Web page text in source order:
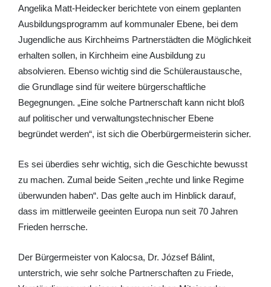
Angelika Matt-Heidecker berichtete von einem geplanten
Ausbildungsprogramm auf kommunaler Ebene, bei dem
Jugendliche aus Kirchheims Partnerstädten die Möglichkeit
erhalten sollen, in Kirchheim eine Ausbildung zu
absolvieren. Ebenso wichtig sind die Schüleraustausche,
die Grundlage sind für weitere bürgerschaftliche
Begegnungen. „Eine solche Partnerschaft kann nicht bloß
auf politischer und verwaltungstechnischer Ebene
begründet werden“, ist sich die Oberbürgermeisterin sicher.
Es sei überdies sehr wichtig, sich die Geschichte bewusst
zu machen. Zumal beide Seiten „rechte und linke Regime
überwunden haben“. Das gelte auch im Hinblick darauf,
dass im mittlerweile geeinten Europa nun seit 70 Jahren
Frieden herrsche.
Der Bürgermeister von Kalocsa, Dr. József Bálint,
unterstrich, wie sehr solche Partnerschaften zu Friede,